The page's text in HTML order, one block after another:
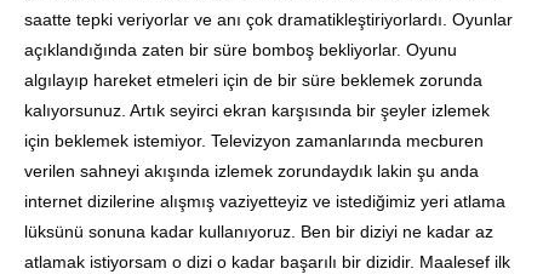
saatte tepki veriyorlar ve anı çok dramatikleştiriyorlardı. Oyunlar
açıklandığında zaten bir süre bomboş bekliyorlar. Oyunu
algılayıp hareket etmeleri için de bir süre beklemek zorunda
kalıyorsunuz. Artık seyirci ekran karşısında bir şeyler izlemek
için beklemek istemiyor. Televizyon zamanlarında mecburen
verilen sahneyi akışında izlemek zorundaydık lakin şu anda
internet dizilerine alışmış vaziyetteyiz ve istediğimiz yeri atlama
lüksünü sonuna kadar kullanıyoruz. Ben bir diziyi ne kadar az
atlamak istiyorsam o dizi o kadar başarılı bir dizidir. Maalesef ilk